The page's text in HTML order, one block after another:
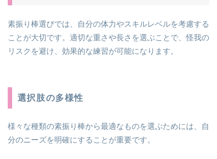
素振り棒選びでは、自分の体力やスキルレベルを考慮する
ことが大切です。適切な重さや長さを選ぶことで、怪我の
リスクを避け、効果的な練習が可能になります。
選択肢の多様性
様々な種類の素振り棒から最適なものを選ぶためには、自
分のニーズを明確にすることが重要です。